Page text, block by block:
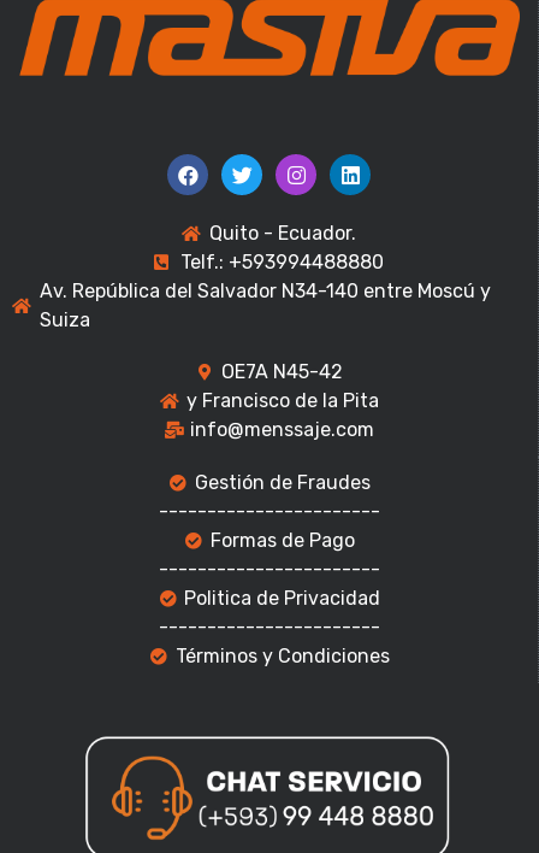
Quito - Ecuador.
Telf.: +593994488880
Av. República del Salvador N34-140 entre Moscú y
Suiza
OE7A N45-42
y Francisco de la Pita
info@menssaje.com
Gestión de Fraudes
-----------------------
Formas de Pago
-----------------------
Politica de Privacidad
-----------------------
Términos y Condiciones